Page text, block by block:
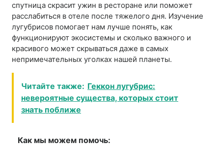
спутница скрасит ужин в ресторане или поможет
расслабиться в отеле после тяжелого дня. Изучение
лугубрисов помогает нам лучше понять, как
функционируют экосистемы и сколько важного и
красивого может скрываться даже в самых
непримечательных уголках нашей планеты.
Читайте также: Геккон лугубрис:
невероятные существа, которых стоит
знать поближе
Как мы можем помочь: